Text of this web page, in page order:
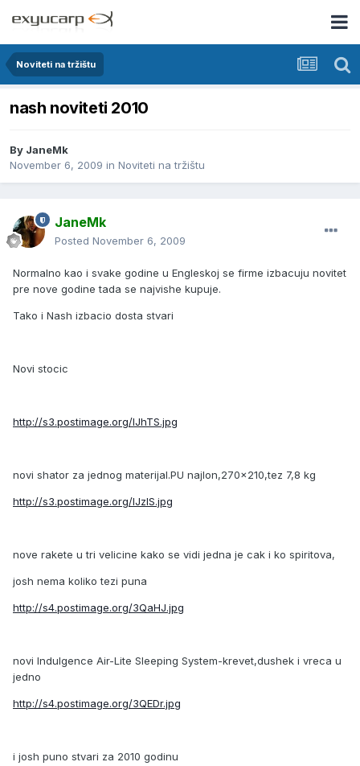
Noviteti na tržištu
nash noviteti 2010
By JaneMk
November 6, 2009 in Noviteti na tržištu
JaneMk
Posted November 6, 2009
Normalno kao i svake godine u Engleskoj se firme izbacuju novitet
pre nove godine tada se najvishe kupuje.
Tako i Nash izbacio dosta stvari
Novi stocic
http://s3.postimage.org/lJhTS.jpg
novi shator za jednog materijal.PU najlon,270x210,tez 7,8 kg
http://s3.postimage.org/lJzlS.jpg
nove rakete u tri velicine kako se vidi jedna je cak i ko spiritova,
josh nema koliko tezi puna
http://s4.postimage.org/3QaHJ.jpg
novi Indulgence Air-Lite Sleeping System-krevet,dushek i vreca u
jedno
http://s4.postimage.org/3QEDr.jpg
i josh puno stvari za 2010 godinu